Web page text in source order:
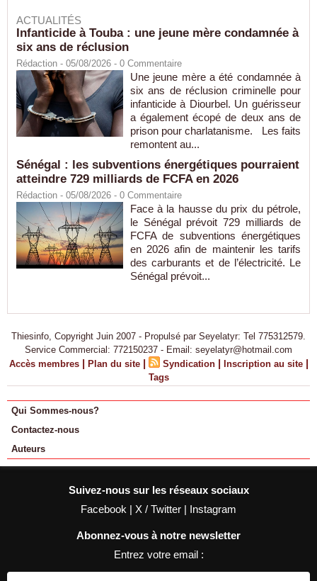
ACTUALITÉS
Infanticide à Touba : une jeune mère condamnée à
six ans de réclusion
Rédaction - 05/08/2026 - 0 Commentaire
Une jeune mère a été condamnée à
six ans de réclusion criminelle pour
infanticide à Diourbel. Un guérisseur
a également écopé de deux ans de
prison pour charlatanisme. Les faits
remontent au...
Sénégal : les subventions énergétiques pourraient
atteindre 729 milliards de FCFA en 2026
Rédaction - 05/08/2026 - 0 Commentaire
Face à la hausse du prix du pétrole,
le Sénégal prévoit 729 milliards de
FCFA de subventions énergétiques
en 2026 afin de maintenir les tarifs
des carburants et de l’électricité. Le
Sénégal prévoit...
Thiesinfo, Copyright Juin 2007 - Propulsé par Seyelatyr: Tel 775312579.
Service Commercial: 772150237 - Email: seyelatyr@hotmail.com
Accès membres | Plan du site | Syndication | Inscription au site |
Tags
Qui Sommes-nous?
Contactez-nous
Auteurs
Suivez-nous sur les réseaux sociaux
Facebook | X / Twitter | Instagram
Abonnez-vous à notre newsletter
Entrez votre email :